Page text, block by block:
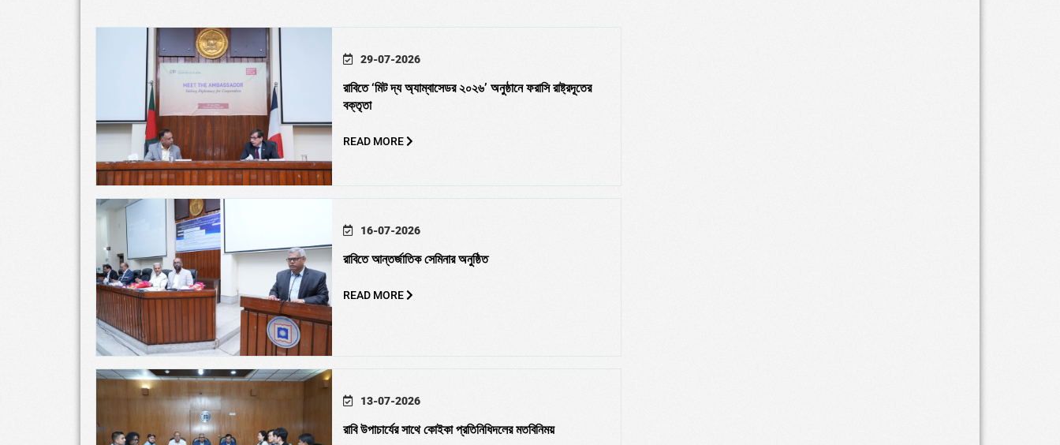
29-07-2026
রাবিতে ‘মিট দ্য অ্যাম্বাসেডর ২০২৬’ অনুষ্ঠানে ফরাসি রাষ্ট্রদূতের
বক্তৃতা
READ MORE
16-07-2026
রাবিতে আন্তর্জাতিক সেমিনার অনুষ্ঠিত
READ MORE
13-07-2026
রাবি উপাচার্যের সাথে কোইকা প্রতিনিধিদলের মতবিনিময়